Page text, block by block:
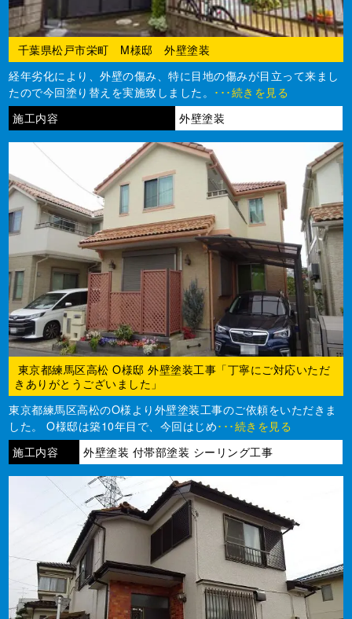
千葉県松戸市栄町 M様邸 外壁塗装
経年劣化により、外壁の傷み、特に目地の傷みが目立って来まし
たので今回塗り替えを実施致しました。 ･･･続きを見る
施工内容
外壁塗装
東京都練馬区高松 O様邸 外壁塗装工事「丁寧にご対応いただ
きありがとうございました」
東京都練馬区高松のO様より外壁塗装工事のご依頼をいただきま
した。 O様邸は築10年目で、今回はじめ･･･続きを見る
施工内容
外壁塗装 付帯部塗装 シーリング工事